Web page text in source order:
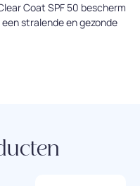
Coat SPF 50 bescherm
stralende en gezonde